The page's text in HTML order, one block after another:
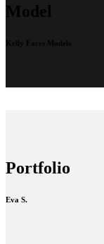
Model
Kelly Faces Models
Portfolio
Eva S.